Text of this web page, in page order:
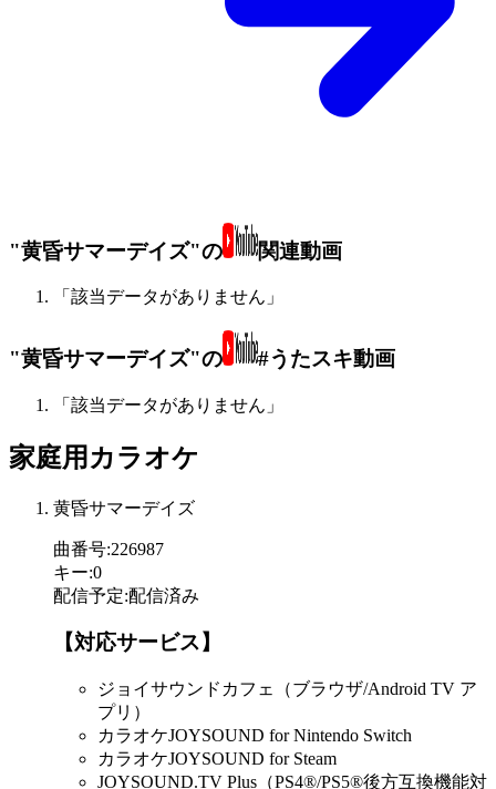
"黄昏サマーデイズ"の 関連動画
「該当データがありません」
"黄昏サマーデイズ"の #うたスキ動画
「該当データがありません」
家庭用カラオケ
黄昏サマーデイズ
曲番号:226987
キー:0
配信予定:配信済み
【対応サービス】
ジョイサウンドカフェ（ブラウザ/Android TV ア
プリ）
カラオケJOYSOUND for Nintendo Switch
カラオケJOYSOUND for Steam
JOYSOUND.TV Plus（PS4®/PS5®後方互換機能対